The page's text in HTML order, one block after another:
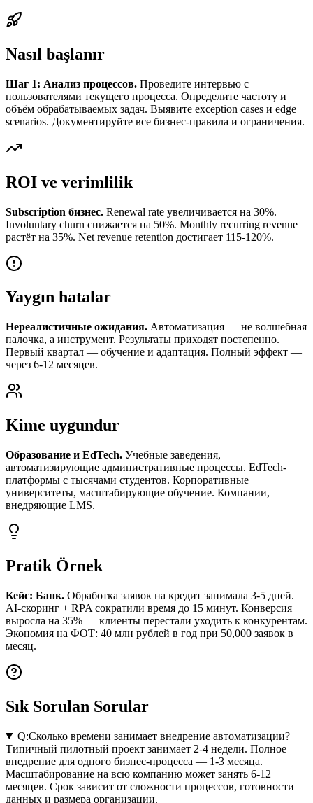
Nasıl başlanır
Шаг 1: Анализ процессов. Проведите интервью с
пользователями текущего процесса. Определите частоту и
объём обрабатываемых задач. Выявите exception cases и edge
scenarios. Документируйте все бизнес-правила и ограничения.
ROI ve verimlilik
Subscription бизнес. Renewal rate увеличивается на 30%.
Involuntary churn снижается на 50%. Monthly recurring revenue
растёт на 35%. Net revenue retention достигает 115-120%.
Yaygın hatalar
Нереалистичные ожидания. Автоматизация — не волшебная
палочка, а инструмент. Результаты приходят постепенно.
Первый квартал — обучение и адаптация. Полный эффект —
через 6-12 месяцев.
Kime uygundur
Образование и EdTech. Учебные заведения,
автоматизирующие административные процессы. EdTech-
платформы с тысячами студентов. Корпоративные
университеты, масштабирующие обучение. Компании,
внедряющие LMS.
Pratik Örnek
Кейс: Банк. Обработка заявок на кредит занимала 3-5 дней.
AI-скоринг + RPA сократили время до 15 минут. Конверсия
выросла на 35% — клиенты перестали уходить к конкурентам.
Экономия на ФОТ: 40 млн рублей в год при 50,000 заявок в
месяц.
Sık Sorulan Sorular
Q:Сколько времени занимает внедрение автоматизации?
Типичный пилотный проект занимает 2-4 недели. Полное
внедрение для одного бизнес-процесса — 1-3 месяца.
Масштабирование на всю компанию может занять 6-12
месяцев. Срок зависит от сложности процессов, готовности
данных и размера организации.